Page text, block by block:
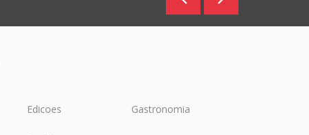
Edicoes Gastronomia